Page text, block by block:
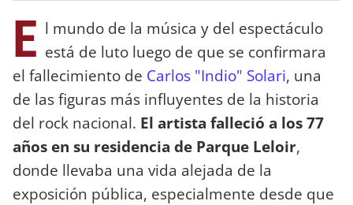
E l mundo de la música y del espectáculo
está de luto luego de que se confirmara
el fallecimiento de Carlos "Indio" Solari, una
de las figuras más influyentes de la historia
del rock nacional. El artista falleció a los 77
años en su residencia de Parque Leloir,
donde llevaba una vida alejada de la
exposición pública, especialmente desde que